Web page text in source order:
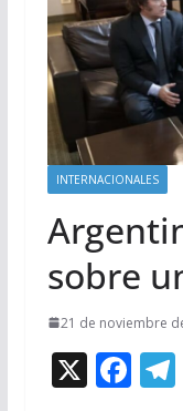
INTERNACIONALES
sobre
21 de noviembre
X F